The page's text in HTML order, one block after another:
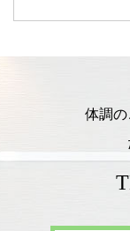
体調